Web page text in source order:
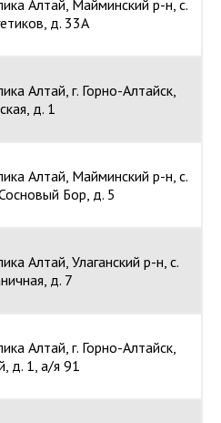
Алтай, Майминский р-н, с.
д. 33А
Алтай, г. Горно-Алтайск,
д. 1
Алтай, Майминский р-н, с.
Бор, д. 5
Алтай, Улаганский р-н, с.
д. 7
Алтай, г. Горно-Алтайск,
д. 1, а/я 91